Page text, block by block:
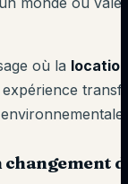
où la location
changement